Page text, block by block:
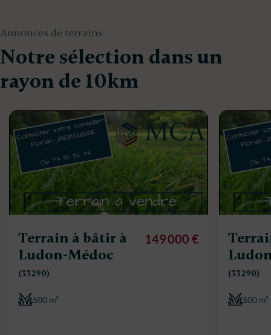
Annonces de terrains
Notre sélection dans un
rayon de 10km
Terrain à bâtir à
Ludon-Médoc
(33290)
500 m²
149 000 €
(33290)
500 m²